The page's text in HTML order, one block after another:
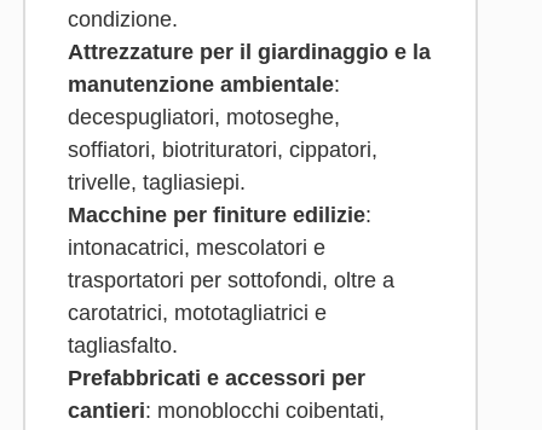
condizione.
Attrezzature per il giardinaggio e la
manutenzione ambientale:
decespugliatori, motoseghe,
soffiatori, biotrituratori, cippatori,
trivelle, tagliasiepi.
Macchine per finiture edilizie:
intonacatrici, mescolatori e
trasportatori per sottofondi, oltre a
carotatrici, mototagliatrici e
tagliasfalto.
Prefabbricati e accessori per
cantieri: monoblocchi coibentati,